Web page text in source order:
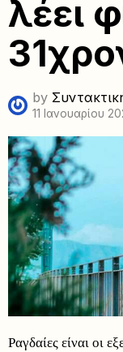
λέει
by
11 Ιανουαρίου
Ραγδαίες είναι οι